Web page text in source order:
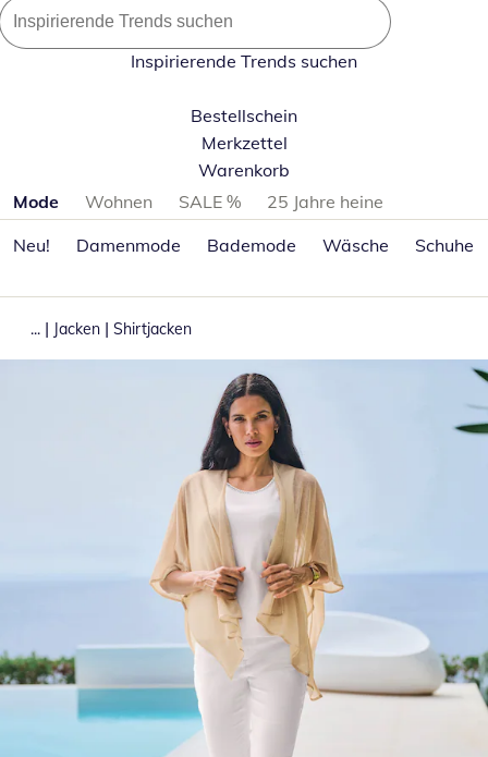
Inspirierende Trends suchen
Bestellschein
Merkzettel
Warenkorb
Produktkategorien überspringen
Mode Wohnen SALE %
25 Jahre heine
Neu!
Damenmode Bademode Wäsche Schuhe
... | Jacken | Shirtjacken